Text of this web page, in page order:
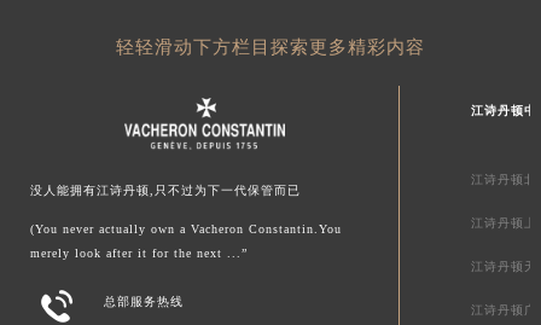
轻轻滑动下方栏目探索更多精彩内容
没人能拥有江诗丹顿,只不过为下一代保管而已
(You never actually own a Vacheron Constantin.You
merely look after it for the next ...”
 总部服务热线
江诗丹顿中
江诗丹顿北
江诗丹顿上
江诗丹顿天
江诗丹顿广